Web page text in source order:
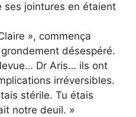
jointures en étaient
», commença
désespéré.
Dr Aris… ils ont
irréversibles.
stérile. Tu étais
notre deuil. »